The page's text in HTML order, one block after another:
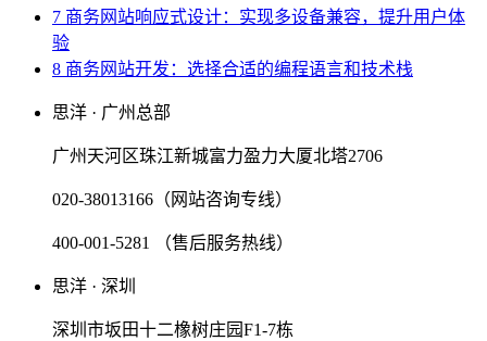
7 商务网站响应式设计：实现多设备兼容，提升用户体
验
8 商务网站开发：选择合适的编程语言和技术栈
思洋 · 广州总部
广州天河区珠江新城富力盈力大厦北塔2706
020-38013166（网站咨询专线）
400-001-5281 （售后服务热线）
思洋 · 深圳
深圳市坂田十二橡树庄园F1-7栋